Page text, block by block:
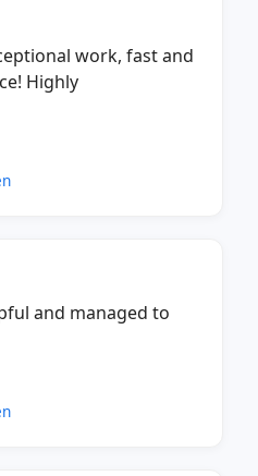
work, fast and
Highly
and managed to